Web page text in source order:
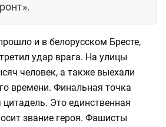
и в белорусском Бресте,
удар врага. На улицы
человек, а также выехали
времени. Финальная точка
Это единственная
звание героя. Фашисты